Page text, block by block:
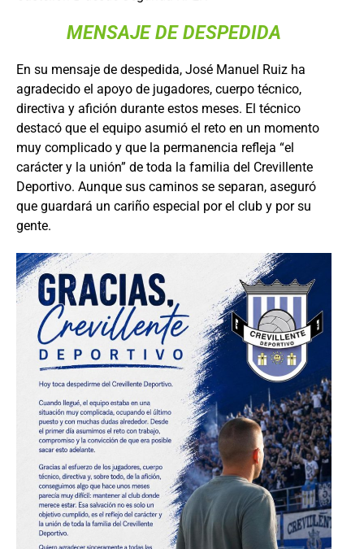
MENSAJE DE DESPEDIDA
En su mensaje de despedida, José Manuel Ruiz ha
agradecido el apoyo de jugadores, cuerpo técnico,
directiva y afición durante estos meses. El técnico
destacó que el equipo asumió el reto en un momento
muy complicado y que la permanencia refleja “el
carácter y la unión” de toda la familia del Crevillente
Deportivo. Aunque sus caminos se separan, aseguró
que guardará un cariño especial por el club y por su
gente.